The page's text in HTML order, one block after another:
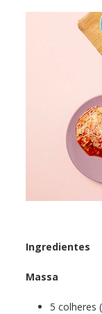
Ingredientes
Massa
5 colheres